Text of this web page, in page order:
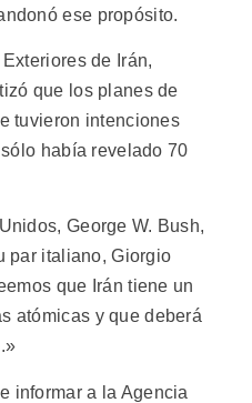
ese propósito.
de Irán,
que los planes de
tuvieron intenciones
había revelado 70
George W. Bush,
par italiano, Giorgio
que Irán tiene un
atómicas y que deberá
informar a la Agencia